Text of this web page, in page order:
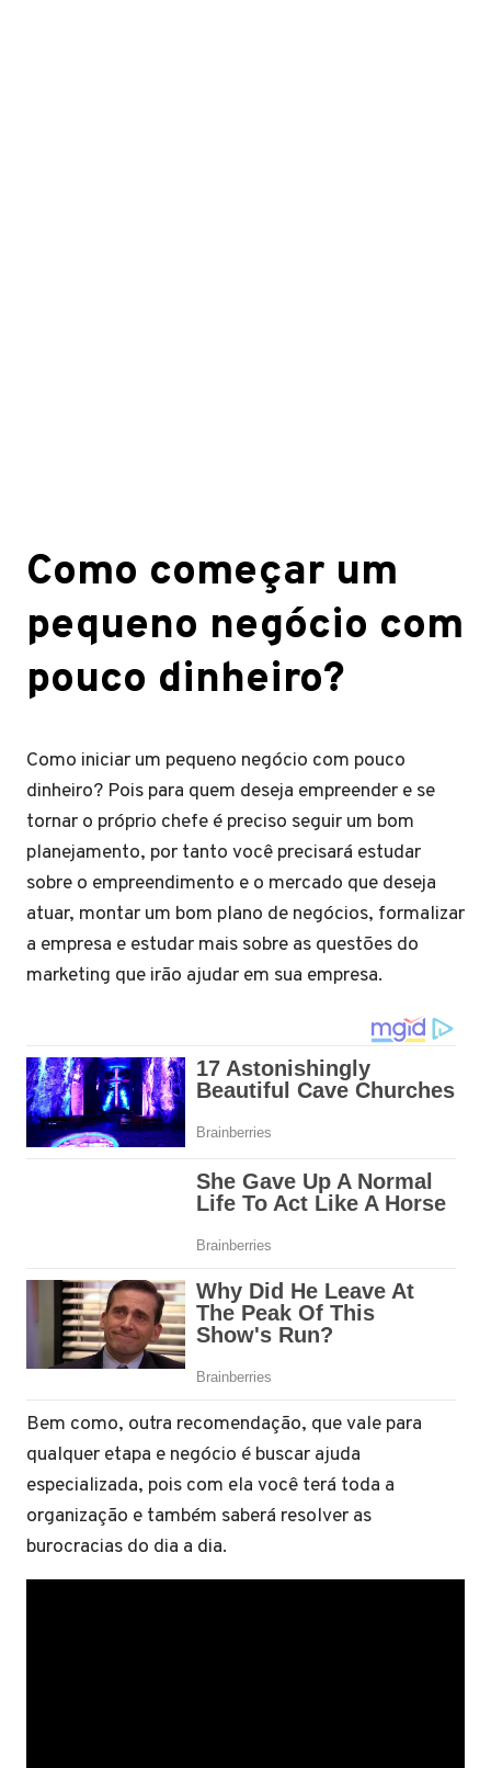
Como começar um
pequeno negócio com
pouco dinheiro?
Como iniciar um pequeno negócio com pouco
dinheiro? Pois para quem deseja empreender e se
tornar o próprio chefe é preciso seguir um bom
planejamento, por tanto você precisará estudar
sobre o empreendimento e o mercado que deseja
atuar, montar um bom plano de negócios, formalizar
a empresa e estudar mais sobre as questões do
marketing que irão ajudar em sua empresa.
Bem como, outra recomendação, que vale para
qualquer etapa e negócio é buscar ajuda
especializada, pois com ela você terá toda a
organização e também saberá resolver as
burocracias do dia a dia.